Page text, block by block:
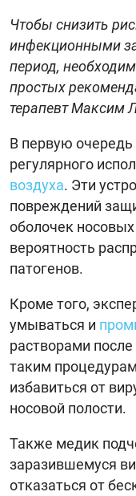
Чтобы снизить
инфекционными
период,
простых
терапевт Максим
В первую очередь
регулярного
воздуха. Эти
повреждений
оболочек
вероятность
патогенов.
Кроме того,
умываться и
растворами
таким
избавиться от
носовой полости.
Также медик
заразившемуся
отказаться от